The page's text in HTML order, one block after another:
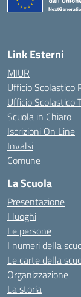
Link Esterni
MIUR
Ufficio Scolastico
Ufficio Scolastico
Scuola in Chiaro
Iscrizioni On Line
Invalsi
Comune
La Scuola
Presentazione
I luoghi
Le persone
I numeri della
Le carte della
Organizzazione
La storia